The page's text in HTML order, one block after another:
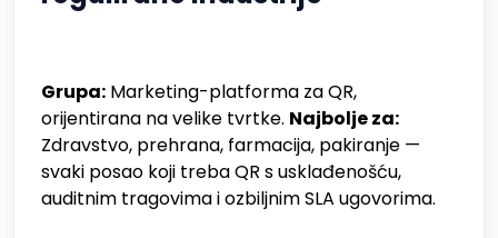
Grupa: Marketing-platforma za QR,
orijentirana na velike tvrtke. Najbolje za:
Zdravstvo, prehrana, farmacija, pakiranje —
svaki posao koji treba QR s usklađenošću,
auditnim tragovima i ozbiljnim SLA ugovorima.